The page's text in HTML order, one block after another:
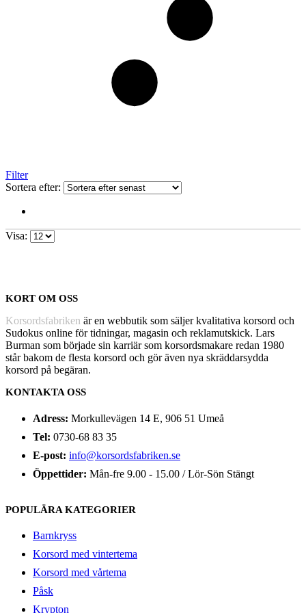
Filter
Sortera efter:
Visa:
KORT OM OSS
Korsordsfabriken är en webbutik som säljer kvalitativa korsord och
Sudokus online för tidningar, magasin och reklamutskick. Lars
Burman som började sin karriär som korsordsmakare redan 1980
står bakom de flesta korsord och gör även nya skräddarsydda
korsord på begäran.
KONTAKTA OSS
Adress: Morkullevägen 14 E, 906 51 Umeå
Tel: 0730-68 83 35
E-post: info@korsordsfabriken.se
Öppettider: Mån-fre 9.00 - 15.00 / Lör-Sön Stängt
POPULÄRA KATEGORIER
Barnkryss
Korsord med vintertema
Korsord med vårtema
Påsk
Krypton